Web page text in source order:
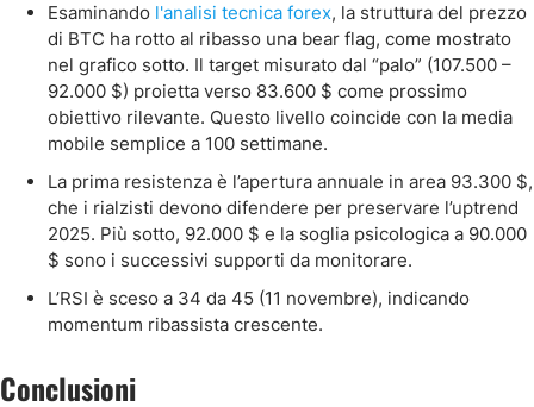
Esaminando l'analisi tecnica forex, la struttura del prezzo
di BTC ha rotto al ribasso una bear flag, come mostrato
nel grafico sotto. Il target misurato dal “palo” (107.500 –
92.000 $) proietta verso 83.600 $ come prossimo
obiettivo rilevante. Questo livello coincide con la media
mobile semplice a 100 settimane.
La prima resistenza è l’apertura annuale in area 93.300 $,
che i rialzisti devono difendere per preservare l’uptrend
2025. Più sotto, 92.000 $ e la soglia psicologica a 90.000
$ sono i successivi supporti da monitorare.
L’RSI è sceso a 34 da 45 (11 novembre), indicando
momentum ribassista crescente.
Conclusioni